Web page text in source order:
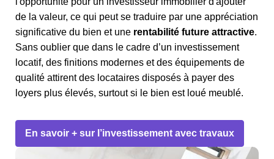
de la valeur, ce qui peut se traduire par une appréciation
significative du bien et une rentabilité future attractive.
Sans oublier que dans le cadre d’un investissement
locatif, des finitions modernes et des équipements de
qualité attirent des locataires disposés à payer des
loyers plus élevés, surtout si le bien est loué meublé.
En savoir + sur l’investissement avec travaux